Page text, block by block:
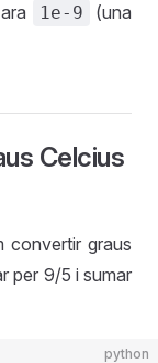
1e-9
(una
Celcius
convertir graus
per 9/5 i sumar
python